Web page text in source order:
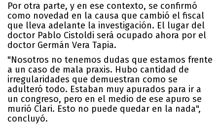
Por otra parte, y en ese contexto, se confirmó
como novedad en la causa que cambió el fiscal
que lleva adelante la investigación. El lugar del
doctor Pablo Cistoldi será ocupado ahora por el
doctor Germán Vera Tapia.
"Nosotros no tenemos dudas que estamos frente
a un caso de mala praxis. Hubo cantidad de
irregularidades que demuestran como se
adulteró todo. Estaban muy apurados para ir a
un congreso, pero en el medio de ese apuro se
murió Clari. Esto no puede quedar en la nada",
concluyó.